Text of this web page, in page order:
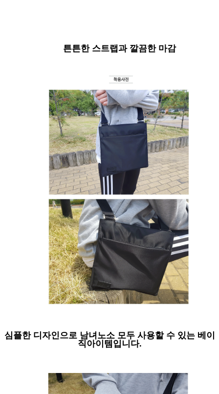
튼튼한 스트랩과 깔끔한 마감
심플한 디자인으로 남녀노소 모두 사용할 수 있는 베이
직아이템입니다.